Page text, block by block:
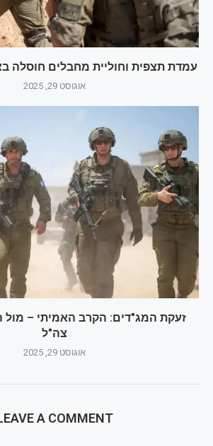
עמדת תצפית וחוליית מחבלים חוסלה
אוגוסט 29, 2025
זעקת המג"דים: הקרב האמיתי – מול
צה"ל
אוגוסט 29, 2025
A COMMENT